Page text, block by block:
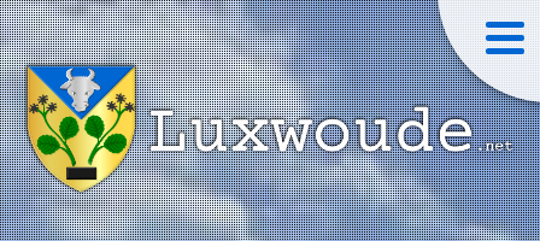
»
Luxwoude.net
Plaatselijk